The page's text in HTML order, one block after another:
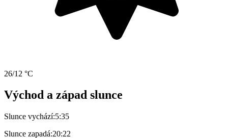
26/12 °C
Východ a západ slunce
Slunce vychází:5:35
Slunce zapadá:20:22